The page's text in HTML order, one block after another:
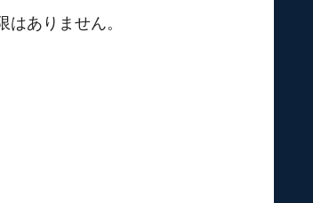
ありません。